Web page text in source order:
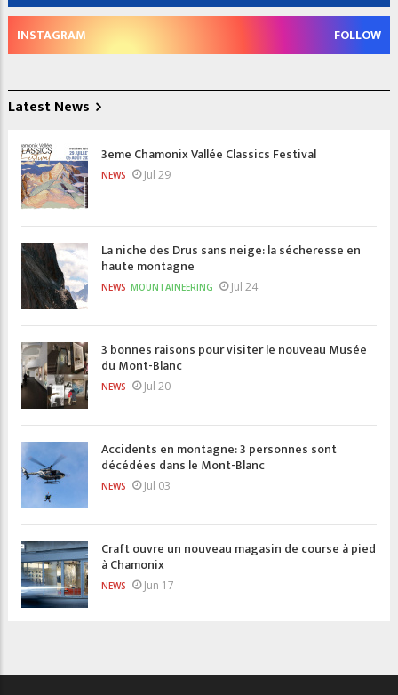
INSTAGRAM FOLLOW
Latest News
3eme Chamonix Vallée Classics Festival
NEWS Jul 29
La niche des Drus sans neige: la sécheresse en
haute montagne
NEWS MOUNTAINEERING Jul 24
3 bonnes raisons pour visiter le nouveau Musée
du Mont-Blanc
NEWS Jul 20
Accidents en montagne: 3 personnes sont
décédées dans le Mont-Blanc
NEWS Jul 03
Craft ouvre un nouveau magasin de course à pied
à Chamonix
NEWS Jun 17